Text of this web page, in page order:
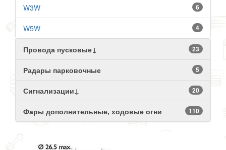
6
W3W
4
W5W
Провода пусковые↓ 23
Радары парковочные 5
Сигнализации↓ 20
Фары дополнительные, ходовые огни 110